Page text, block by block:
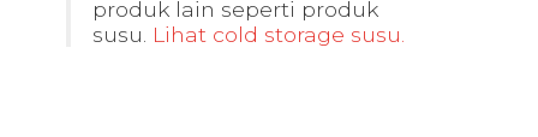
produk lain seperti produk
susu. Lihat cold storage susu.